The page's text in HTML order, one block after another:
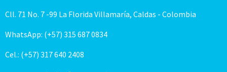
Cll. 71 No. 7 -99 La Florida Villamaría, Caldas - Colombia
WhatsApp: (+57) 315 687 0834
Cel.: (+57) 317 640 2408